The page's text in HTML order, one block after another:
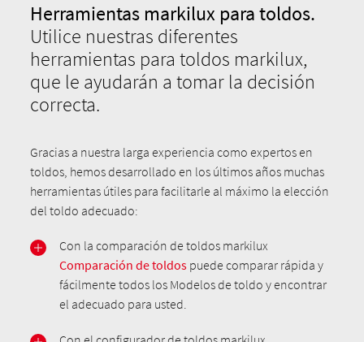
Herramientas markilux para toldos.
Utilice nuestras diferentes
herramientas para toldos markilux,
que le ayudarán a tomar la decisión
correcta.
Gracias a nuestra larga experiencia como expertos en
toldos, hemos desarrollado en los últimos años muchas
herramientas útiles para facilitarle al máximo la elección
del toldo adecuado:
Con la comparación de toldos markilux
Comparación de toldos puede comparar rápida y
fácilmente todos los Modelos de toldo y encontrar
el adecuado para usted.